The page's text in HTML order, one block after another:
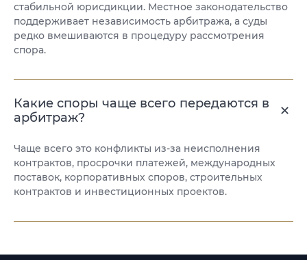
стабильной юрисдикции. Местное законодательство
поддерживает независимость арбитража, а суды
редко вмешиваются в процедуру рассмотрения
спора.
Какие споры чаще всего передаются в
арбитраж?
Чаще всего это конфликты из-за неисполнения
контрактов, просрочки платежей, международных
поставок, корпоративных споров, строительных
контрактов и инвестиционных проектов.